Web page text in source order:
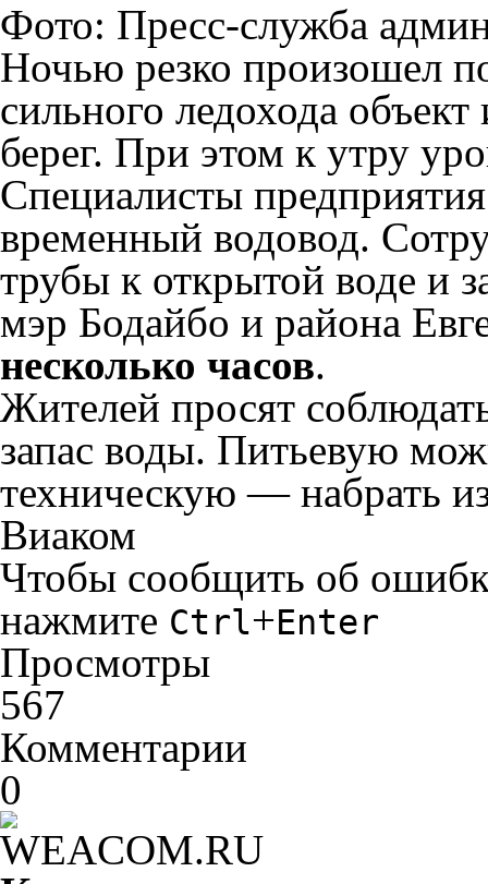
Фото: Пресс-служба
Ночью резко произошел
сильного ледохода
берег. При этом к утру
Специалисты
временный водовод.
трубы к открытой воде и
мэр Бодайбо и района
несколько часов.
Жителей просят
запас воды. Питьевую
техническую — набрать
Виаком
Чтобы сообщить об
нажмите Ctrl+Enter
Просмотры
567
Комментарии
0